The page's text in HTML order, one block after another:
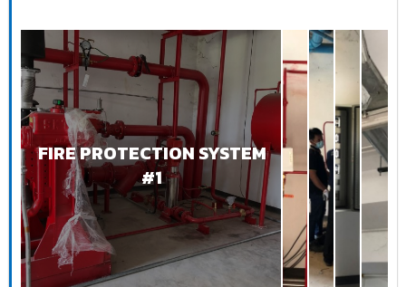
FIRE PROTECTION SYSTEM
#1